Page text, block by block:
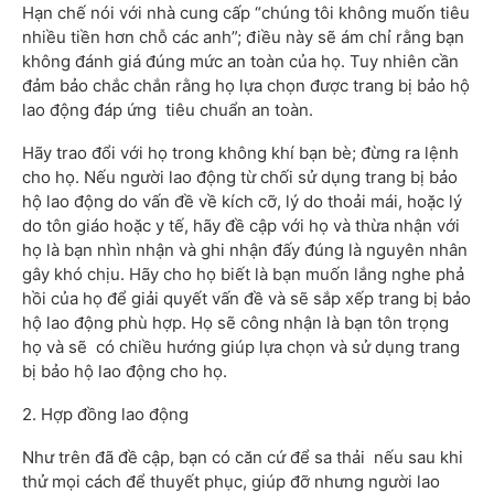
Hạn chế nói với nhà cung cấp “chúng tôi không muốn tiêu
nhiều tiền hơn chỗ các anh”; điều này sẽ ám chỉ rằng bạn
không đánh giá đúng mức an toàn của họ. Tuy nhiên cần
đảm bảo chắc chắn rằng họ lựa chọn được trang bị bảo hộ
lao động đáp ứng tiêu chuẩn an toàn.
Hãy trao đổi với họ trong không khí bạn bè; đừng ra lệnh
cho họ. Nếu người lao động từ chối sử dụng trang bị bảo
hộ lao động do vấn đề về kích cỡ, lý do thoải mái, hoặc lý
do tôn giáo hoặc y tế, hãy đề cập với họ và thừa nhận với
họ là bạn nhìn nhận và ghi nhận đấy đúng là nguyên nhân
gây khó chịu. Hãy cho họ biết là bạn muốn lắng nghe phả
hồi của họ để giải quyết vấn đề và sẽ sắp xếp trang bị bảo
hộ lao động phù hợp. Họ sẽ công nhận là bạn tôn trọng
họ và sẽ có chiều hướng giúp lựa chọn và sử dụng trang
bị bảo hộ lao động cho họ.
2. Hợp đồng lao động
Như trên đã đề cập, bạn có căn cứ để sa thải nếu sau khi
thử mọi cách để thuyết phục, giúp đỡ nhưng người lao